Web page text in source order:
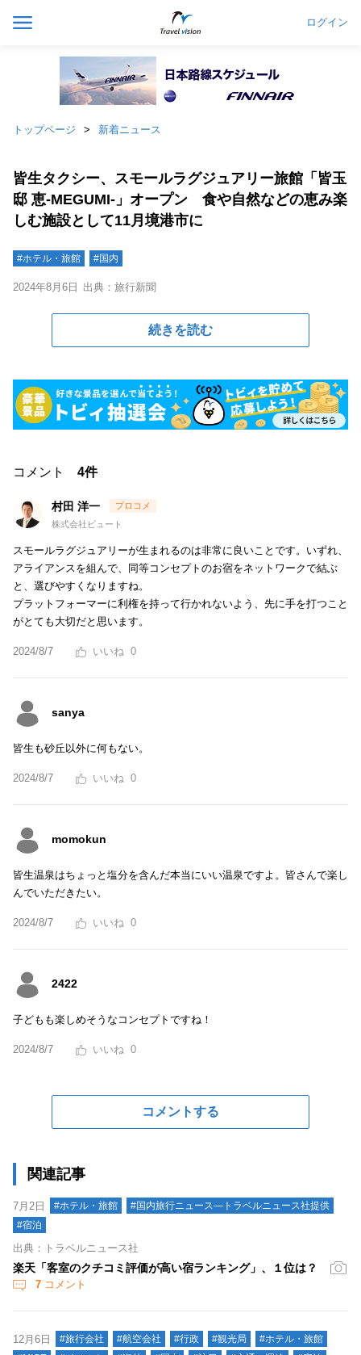
ログイン
トップページ 新着ニュース
皆生タクシー、スモールラグジュアリー旅館「皆玉
邸 恵-MEGUMI-」オープン 食や自然などの恵み楽
しむ施設として11月境港市に
#ホテル・旅館 #国内
2024年8月6日 出典：旅行新聞
続きを読む
コメント 4件
村田 洋一
株式会社ビュート
スモールラグジュアリーが生まれるのは非常に良いことです。いずれ、
アライアンスを組んで、同等コンセプトのお宿をネットワークで結ぶ
と、選びやすくなりますね。
プラットフォーマーに利権を持って行かれないよう、先に手を打つこと
がとても大切だと思います。
2024/8/7 0
sanya
皆生も砂丘以外に何もない。
2024/8/7 0
momokun
皆生温泉はちょっと塩分を含んだ本当にいい温泉ですよ。皆さんで楽し
んでいただきたい。
2024/8/7 0
2422
子どもも楽しめそうなコンセプトですね！
2024/8/7 0
コメントする
関連記事
7月2日 #ホテル・旅館
#国内旅行ニュース―トラベルニュース社提供
#宿泊
出典：トラベルニュース社
楽天「客室のクチコミ評価が高い宿ランキング」、１位は？
7 コメント
12月6日 #旅行会社 #航空会社 #行政 #観光局
#ホテル・旅館